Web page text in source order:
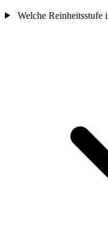
Welche Reinheitsstufe